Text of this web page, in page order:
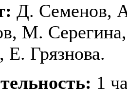
Д. Семенов,
М.
Е. Грязнова.
1